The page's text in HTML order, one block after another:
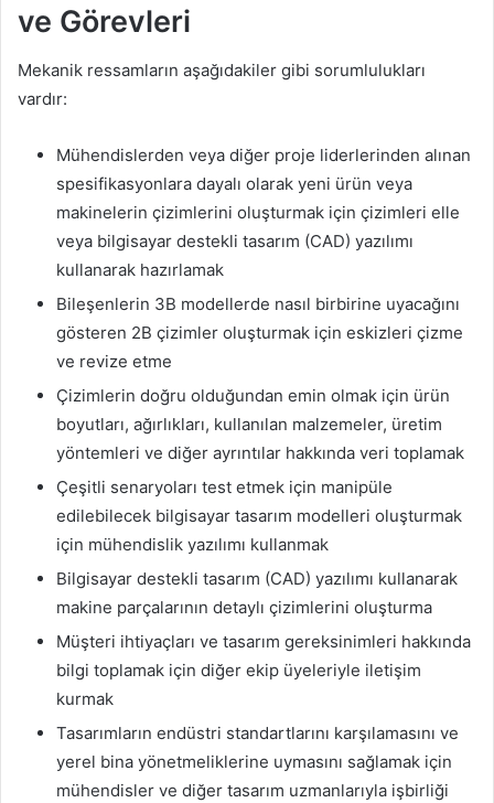
ve Görevleri
Mekanik ressamların aşağıdakiler gibi sorumlulukları
vardır:
Mühendislerden veya diğer proje liderlerinden alınan
spesifikasyonlara dayalı olarak yeni ürün veya
makinelerin çizimlerini oluşturmak için çizimleri elle
veya bilgisayar destekli tasarım (CAD) yazılımı
kullanarak hazırlamak
Bileşenlerin 3B modellerde nasıl birbirine uyacağını
gösteren 2B çizimler oluşturmak için eskizleri çizme
ve revize etme
Çizimlerin doğru olduğundan emin olmak için ürün
boyutları, ağırlıkları, kullanılan malzemeler, üretim
yöntemleri ve diğer ayrıntılar hakkında veri toplamak
Çeşitli senaryoları test etmek için manipüle
edilebilecek bilgisayar tasarım modelleri oluşturmak
için mühendislik yazılımı kullanmak
Bilgisayar destekli tasarım (CAD) yazılımı kullanarak
makine parçalarının detaylı çizimlerini oluşturma
Müşteri ihtiyaçları ve tasarım gereksinimleri hakkında
bilgi toplamak için diğer ekip üyeleriyle iletişim
kurmak
Tasarımların endüstri standartlarını karşılamasını ve
yerel bina yönetmeliklerine uymasını sağlamak için
mühendisler ve diğer tasarım uzmanlarıyla işbirliği